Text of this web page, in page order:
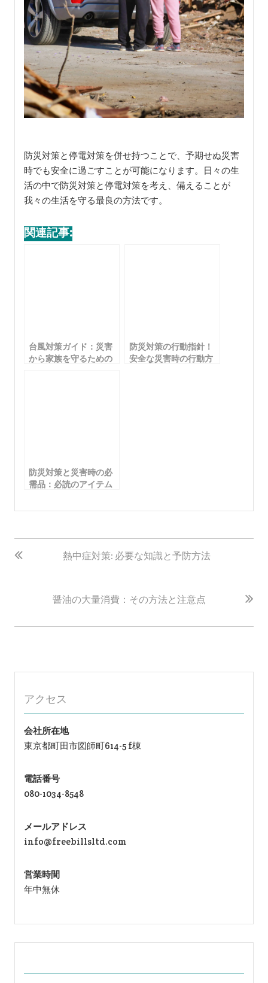
防災対策と停電対策を併せ持つことで、予期せぬ災害
時でも安全に過ごすことが可能になります。日々の生
活の中で防災対策と停電対策を考え、備えることが
我々の生活を守る最良の方法です。
関連記事:
台風対策ガイド：災害
から家族を守るための
防災対策の行動指針！
安全な災害時の行動方
防災対策と災害時の必
需品：必読のアイテム
投
稿
ョ
ン
熱中症対策: 必要な知識と予防方法
醤油の大量消費：その方法と注意点
アクセス
会社所在地
東京都町田市図師町614-5 f棟
電話番号
080-1034-8548
メールアドレス
info@freebillsltd.com
営業時間
年中無休